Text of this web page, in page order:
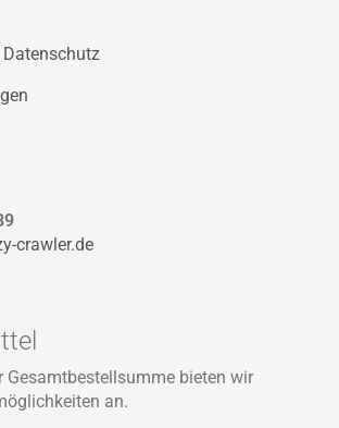
crawler.de
Gesamtbestellsumme bieten wir
an.